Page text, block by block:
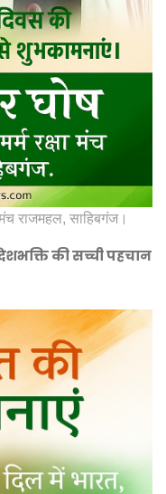
मंच राजमहल, साहिबगंज।
की सच्ची पहचान